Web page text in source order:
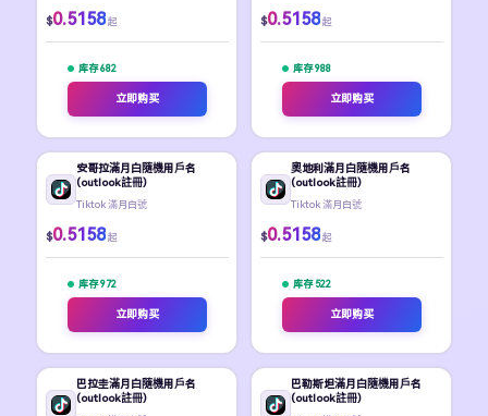
$0.5158 起
库存 682
立即购买
$0.5158 起
库存 988
立即购买
安哥拉滿月白隨機用戶名
(outlook註冊)
Tiktok 滿月白號
$0.5158 起
库存 972
立即购买
奧地利滿月白隨機用戶名
(outlook註冊)
Tiktok 滿月白號
$0.5158 起
库存 522
立即购买
巴拉圭滿月白隨機用戶名
(outlook註冊)
巴勒斯坦滿月白隨機用戶名
(outlook註冊)